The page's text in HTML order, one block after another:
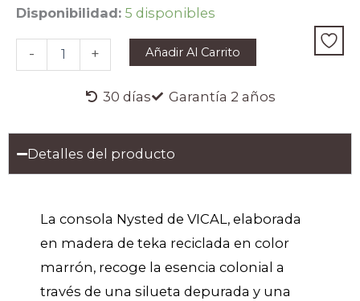
Disponibilidad: 5 disponibles
-
Consola
estilo
colonial
madera
de
+ Añadir Al Carrito
30 días Garantía 2 años
Detalles del producto
La consola Nysted de VICAL, elaborada
en madera de teka reciclada en color
marrón, recoge la esencia colonial a
través de una silueta depurada y una